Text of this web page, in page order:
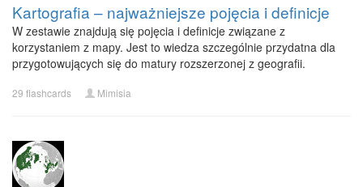
Kartografia – najważniejsze pojęcia i definicje
W zestawie znajdują się pojęcia i definicje związane z
korzystaniem z mapy. Jest to wiedza szczególnie przydatna dla
przygotowujących się do matury rozszerzonej z geografii.
29 flashcards Mimisia